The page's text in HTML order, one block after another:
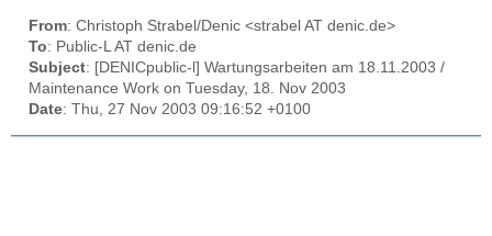
From: Christoph Strabel/Denic <strabel AT denic.de>
To: Public-L AT denic.de
Subject: [DENICpublic-l] Wartungsarbeiten am 18.11.2003 /
Maintenance Work on Tuesday, 18. Nov 2003
Date: Thu, 27 Nov 2003 09:16:52 +0100